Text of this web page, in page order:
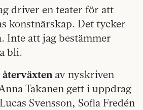
driver en teater för att
konstnärskap. Det tycker
Inte att jag bestämmer
bli.
av nyskriven
Takanen gett i uppdrag
Svensson, Sofia Fredén